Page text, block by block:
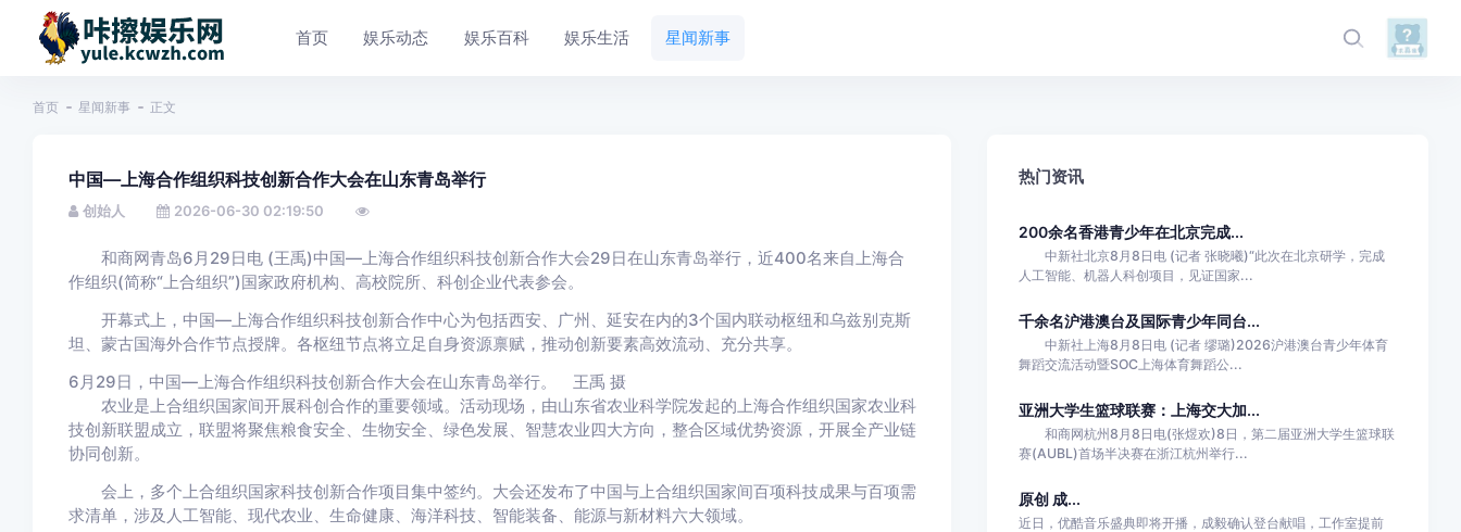
首页 娱乐动态 娱乐百科 娱乐生活 星闻新事
首页 星闻新事 正文
中国—上海合作组织科技创新合作大会在山东青岛举行
创始人 2026-06-30 02:19:50
和商网青岛6月29日电 (王禹)中国—上海合作组织科技创新合作大会29日在山东青岛举行，近400名来自上海合
作组织(简称“上合组织”)国家政府机构、高校院所、科创企业代表参会。
开幕式上，中国—上海合作组织科技创新合作中心为包括西安、广州、延安在内的3个国内联动枢纽和乌兹别克斯
坦、蒙古国海外合作节点授牌。各枢纽节点将立足自身资源禀赋，推动创新要素高效流动、充分共享。
6月29日，中国—上海合作组织科技创新合作大会在山东青岛举行。 王禹 摄
农业是上合组织国家间开展科创合作的重要领域。活动现场，由山东省农业科学院发起的上海合作组织国家农业科
技创新联盟成立，联盟将聚焦粮食安全、生物安全、绿色发展、智慧农业四大方向，整合区域优势资源，开展全产业链
协同创新。
会上，多个上合组织国家科技创新合作项目集中签约。大会还发布了中国与上合组织国家间百项科技成果与百项需
求清单，涉及人工智能、现代农业、生命健康、海洋科技、智能装备、能源与新材料六大领域。
热门资讯
200余名香港青少年在北京完成...
中新社北京8月8日电 (记者 张晓曦)“此次在北京研学，完成
人工智能、机器人科创项目，见证国家...
千余名沪港澳台及国际青少年同台...
中新社上海8月8日电 (记者 缪璐)2026沪港澳台青少年体育
舞蹈交流活动暨SOC上海体育舞蹈公...
亚洲大学生篮球联赛：上海交大加...
和商网杭州8月8日电(张煜欢)8日，第二届亚洲大学生篮球联
赛(AUBL)首场半决赛在浙江杭州举行...
原创 成...
近日，优酷音乐盛典即将开播，成毅确认登台献唱，工作室提前